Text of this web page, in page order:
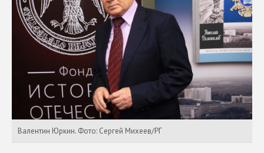
Валентин Юркин. Фото: Сергей Михеев/РГ